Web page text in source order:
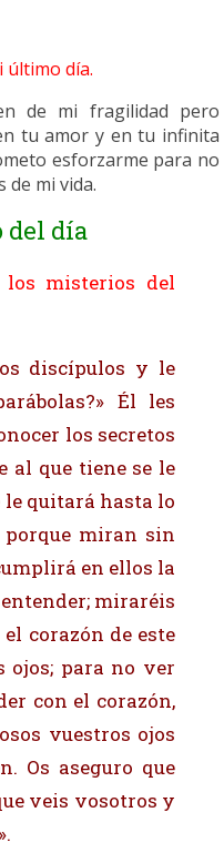
último día.
de mi fragilidad pero
tu amor y en tu infinita
esforzarme para no
mi vida.
del día
los misterios del
discípulos y le
Él les
los secretos
al que tiene se le
le quitará hasta lo
porque miran sin
en ellos la
miraréis
corazón de este
ojos; para no ver
con el corazón,
vuestros ojos
Os aseguro que
veis vosotros y